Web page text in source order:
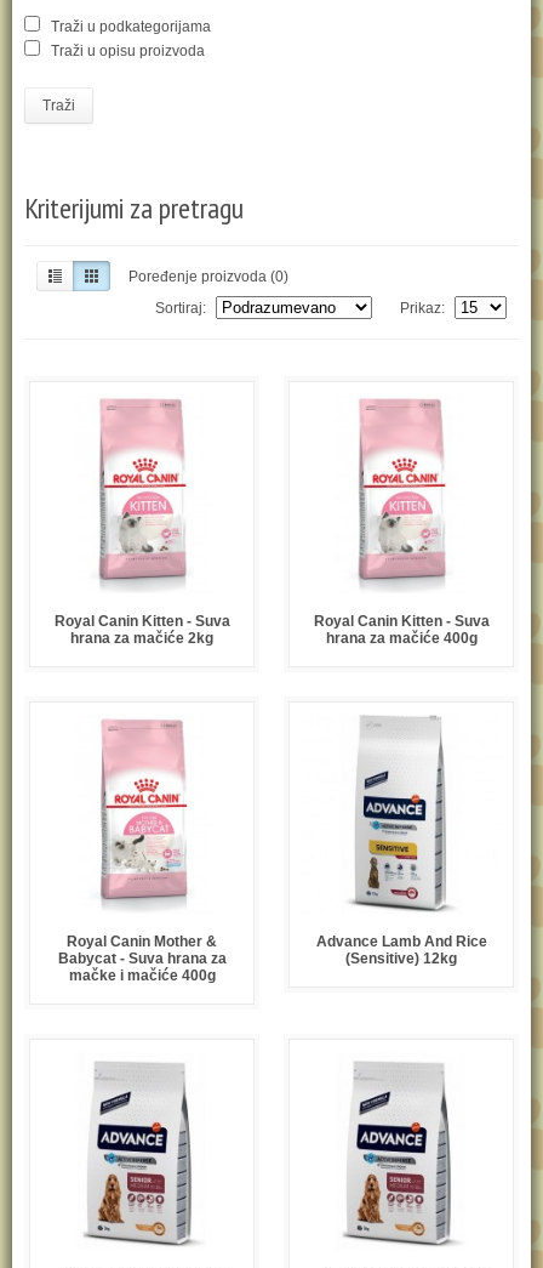
Traži u podkategorijama
Traži u opisu proizvoda
Traži
Kriterijumi za pretragu
Poređenje proizvoda (0)
Sortiraj:
Prikaz:
Royal Canin Kitten - Suva
hrana za mačiće 2kg
Royal Canin Kitten - Suva
hrana za mačiće 400g
Royal Canin Mother &
Babycat - Suva hrana za
mačke i mačiće 400g
Advance Lamb And Rice
(Sensitive) 12kg